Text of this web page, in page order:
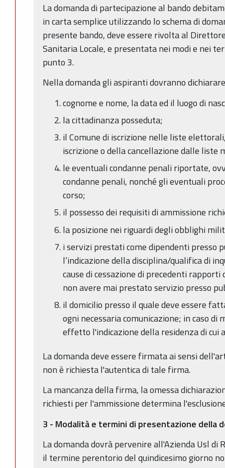
La domanda di partecipazione al bando
in carta semplice utilizzando lo schema di
presente bando, deve essere rivolta al
Sanitaria Locale, e presentata nei modi e nei
punto 3.
Nella domanda gli aspiranti dovranno
cognome e nome, la data ed il luogo di
la cittadinanza posseduta;
il Comune di iscrizione nelle liste
iscrizione o della cancellazione dalle liste
le eventuali condanne penali riportate,
condanne penali, nonché gli eventuali
corso;
il possesso dei requisiti di ammissione
la posizione nei riguardi degli obblighi
i servizi prestati come dipendenti presso
l’indicazione della disciplina/qualifica di
cause di cessazione di precedenti
non avere mai prestato servizio presso
il domicilio presso il quale deve essere
ogni necessaria comunicazione; in caso di
effetto l'indicazione della residenza di cui
La domanda deve essere firmata ai sensi
non è richiesta l'autentica di tale firma.
La mancanza della firma, la omessa
richiesti per l'ammissione determina
3 - Modalità e termini di presentazione della
La domanda dovrà pervenire all'Azienda Usl di
il termine perentorio del quindicesimo giorno